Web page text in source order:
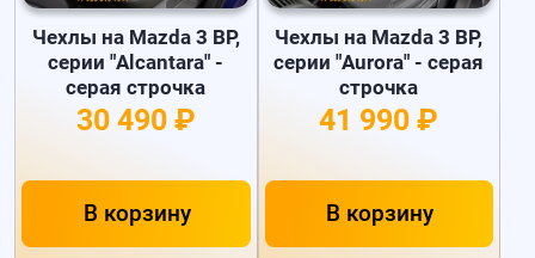
Чехлы на Mazda 3 BP,
серии "Alcantara" -
серая строчка
30 490 ₽
В корзину
Чехлы на Mazda 3 BP,
серии "Aurora" - серая
строчка
41 990 ₽
В корзину